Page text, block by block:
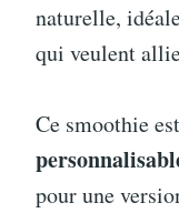
naturelle,
qui veulent
Ce smoothie
pour une